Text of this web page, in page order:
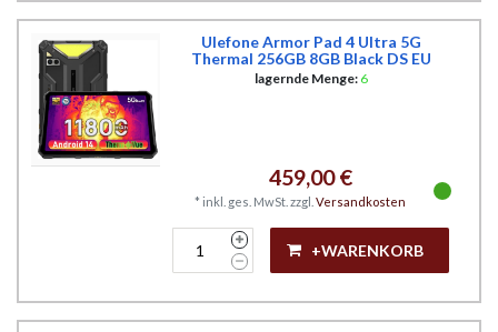
Ulefone Armor Pad 4 Ultra 5G
Thermal 256GB 8GB Black DS EU
lagernde Menge: 6
459,00 €
* inkl. ges. MwSt. zzgl. Versandkosten
+WARENKORB